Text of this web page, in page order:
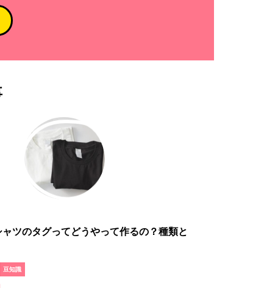
ツのタグってどうやって作るの？種類と
豆知識